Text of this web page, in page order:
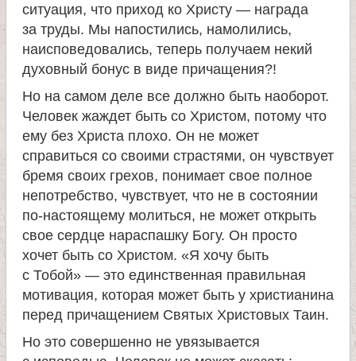
ситуация, что приход ко Христу — награда
за труды. Мы напостились, намолились,
наисповедовались, теперь получаем некий
духовный бонус в виде причащения?!
Но на самом деле все должно быть наоборот.
Человек жаждет быть со Христом, потому что
ему без Христа плохо. Он не может
справиться со своими страстями, он чувствует
бремя своих грехов, понимает свое полное
непотребство, чувствует, что не в состоянии
по-настоящему молиться, не может открыть
свое сердце нараспашку Богу. Он просто
хочет быть со Христом. «Я хочу быть
с Тобой» — это единственная правильная
мотивация, которая может быть у христианина
перед причащением Святых Христовых Таин.
Но это совершенно не увязывается